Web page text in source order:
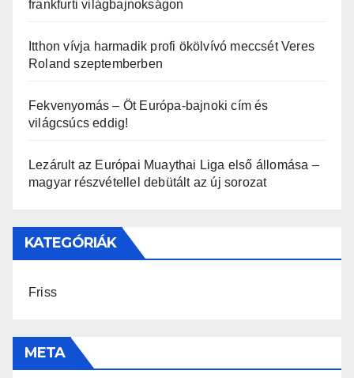
frankfurti világbajnokságon
Itthon vívja harmadik profi ökölvívó meccsét Veres
Roland szeptemberben
Fekvenyomás – Öt Európa-bajnoki cím és
világcsúcs eddig!
Lezárult az Európai Muaythai Liga első állomása –
magyar részvétellel debütált az új sorozat
KATEGÓRIÁK
Friss
META